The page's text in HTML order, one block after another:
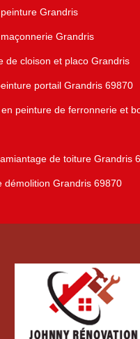
Grandris
Grandris
de cloison et placo Grandris
portail Grandris 69870
peinture de ferronnerie et
de toiture Grandris
démolition Grandris 69870